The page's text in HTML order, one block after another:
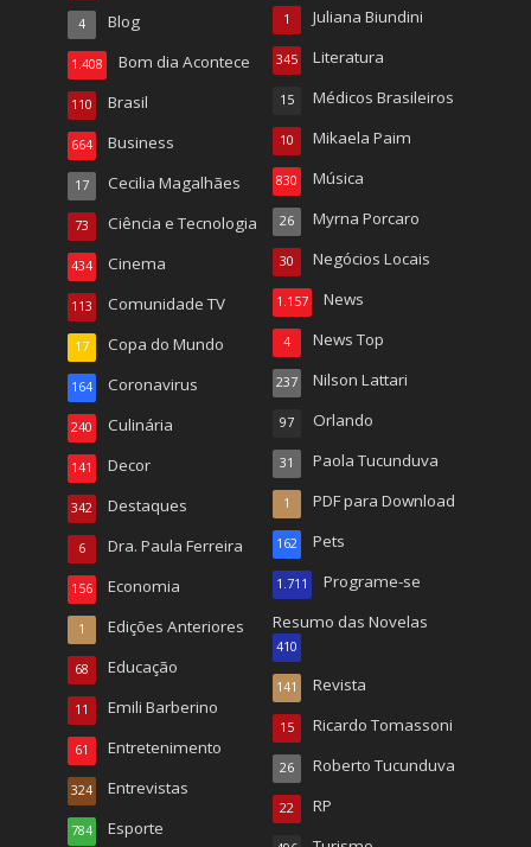
Blog
4
Bom dia Acontece
1.408
Brasil
110
Business
664
Cecilia Magalhães
17
Ciência e Tecnologia
73
Cinema
434
Comunidade TV
113
Copa do Mundo
17
Coronavirus
164
Culinária
240
Decor
141
Destaques
342
Dra. Paula Ferreira
6
Economia
156
Edições Anteriores
1
Educação
68
Emili Barberino
11
Entretenimento
61
Entrevistas
324
Esporte
784
Juliana Biundini
1
Literatura
345
Médicos Brasileiros
15
Mikaela Paim
10
Música
830
Myrna Porcaro
26
Negócios Locais
30
News
1.157
News Top
4
Nilson Lattari
237
Orlando
97
Paola Tucunduva
31
PDF para Download
1
Pets
162
Programe-se
1.711
Resumo das Novelas
410
Revista
141
Ricardo Tomassoni
15
Roberto Tucunduva
26
RP
22